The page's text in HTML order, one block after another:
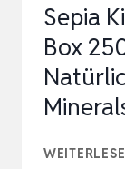
Sepia
Box